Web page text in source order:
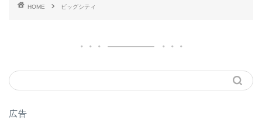
HOME ビッグシティ
広告